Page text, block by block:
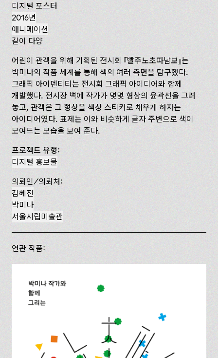
디지털 포스터
2016년
애니메이션
길이 다양
어린이 관객을 위해 기획된 전시회
빨주노초파남보 는
박미나의 작품 세계를 통해 색의 여러 측면을 탐구했다.
그래픽 아이덴티티는 전시회 그래픽 아이디어와 함께
개발했다. 전시장 벽에 작가가 몇몇 형상의 윤곽선을 그려
놓고, 관객은 그 형상을 색상 스티커로 채우게 하자는
아이디어였다. 표제는 이와 비슷하게 글자 주변으로 색이
모여드는 모습을 보여 준다.
프로젝트 유형:
디지털 홍보물
의뢰인/의뢰처:
김혜진
박미나
서울시립미술관
연관 작품: